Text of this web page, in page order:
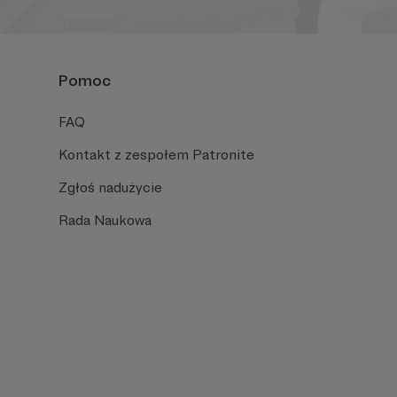
Pomoc
FAQ
Kontakt z zespołem Patronite
Zgłoś nadużycie
Rada Naukowa